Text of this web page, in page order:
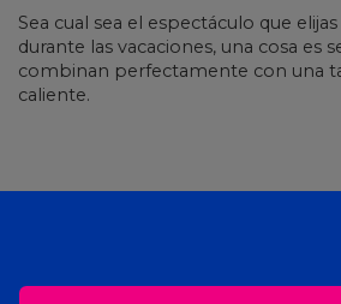
Sea cual sea el espectáculo que
durante las vacaciones, una cosa es
combinan perfectamente con una
caliente.